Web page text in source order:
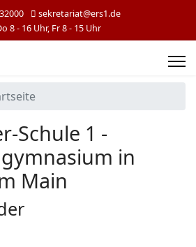
sekretariat@ers1.de
8 - 16 Uhr, Fr 8 - 15 Uhr
Schule 1 -
in
Main